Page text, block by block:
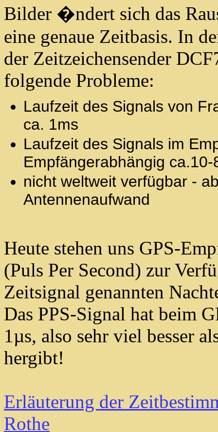
Bilder �ndert sich das
eine genaue Zeitbasis. In
der Zeitzeichensender
folgende Probleme:
Laufzeit des Signals von
ca. 1ms
Laufzeit des Signals im
Empfängerabhängig ca.10-
nicht weltweit verfügbar -
Antennenaufwand
Heute stehen uns GPS-
(Puls Per Second) zur
Zeitsignal genannten
Das PPS-Signal hat beim
1µs, also sehr viel besser
hergibt!
Erläuterung der
Rothe